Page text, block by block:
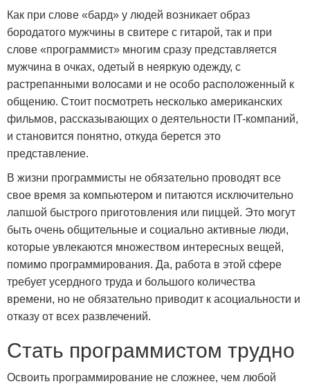
Как при слове «бард» у людей возникает образ
бородатого мужчины в свитере с гитарой, так и при
слове «программист» многим сразу представляется
мужчина в очках, одетый в неяркую одежду, с
растрепанными волосами и не особо расположенный к
общению. Стоит посмотреть несколько американских
фильмов, рассказывающих о деятельности IT-компаний,
и становится понятно, откуда берется это
представление.
В жизни программисты не обязательно проводят все
свое время за компьютером и питаются исключительно
лапшой быстрого приготовления или пиццей. Это могут
быть очень общительные и социально активные люди,
которые увлекаются множеством интересных вещей,
помимо программирования. Да, работа в этой сфере
требует усердного труда и большого количества
времени, но не обязательно приводит к асоциальности и
отказу от всех развлечений.
Стать программистом трудно
Освоить программирование не сложнее, чем любой